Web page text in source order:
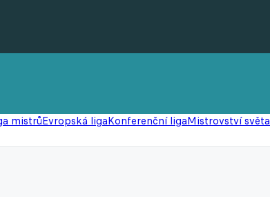
mistrůEvropská ligaKonferenční ligaMistrovství světa